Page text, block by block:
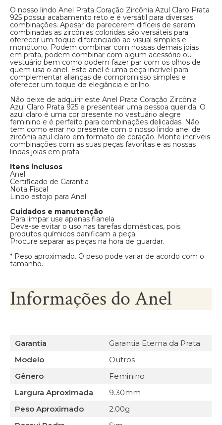
O nosso lindo Anel Prata Coração Zircônia Azul Claro Prata
925 possui acabamento reto e é versátil para diversas
combinações. Apesar de parecerem difíceis de serem
combinadas as zircônias coloridas são versáteis para
oferecer um toque diferenciado ao visual simples e
monótono. Podem combinar com nossas demais joias
em prata, podem combinar com algum acessório ou
vestuário bem como podem fazer par com os olhos de
quem usa o anel. Este anel é uma peça incrível para
complementar alianças de compromisso simples e
oferecer um toque de elegância e brilho.
Não deixe de adquirir este Anel Prata Coração Zircônia
Azul Claro Prata 925 e presentear uma pessoa querida. O
azul claro é uma cor presente no vestuário alegre
feminino e é perfeito para combinações delicadas. Não
tem como errar no presente com o nosso lindo anel de
zircônia azul claro em formato de coração. Monte incríveis
combinações com as suas peças favoritas e as nossas
lindas joias em prata.
Itens inclusos
Anel
Certificado de Garantia
Nota Fiscal
Lindo estojo para Anel
Cuidados e manutenção
Para limpar use apenas flanela
Deve-se evitar o uso nas tarefas domésticas, pois
produtos químicos danificam a peça
Procure separar as peças na hora de guardar.
* Peso aproximado. O peso pode variar de acordo com o
tamanho.
Informações do Anel
Garantia
Garantia Eterna da Prata
Modelo
Outros
Gênero
Feminino
Largura Aproximada
9.30mm
Peso Aproximado
2.00g